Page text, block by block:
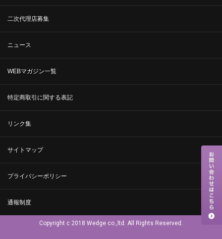
二次代理店募集
ニュース
WEBマガジン一覧
特定商取引に関する表記
リンク集
サイトマップ
プライバシーポリシー
通報制度
Copyright c 2018 Wedge co.,ltd. All Rights Reserved.